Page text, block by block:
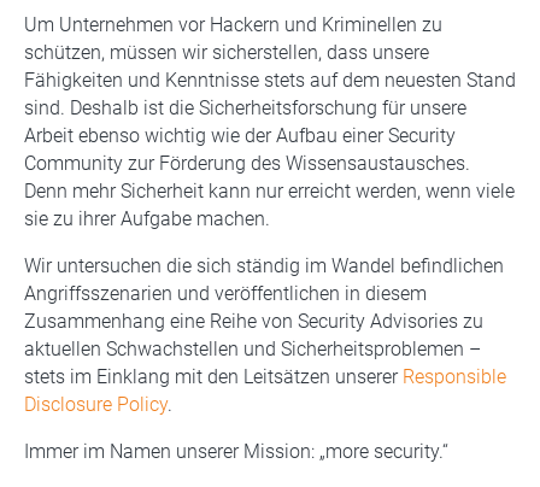
Um Unternehmen vor Hackern und Kriminellen zu
schützen, müssen wir sicherstellen, dass unsere
Fähigkeiten und Kenntnisse stets auf dem neuesten Stand
sind. Deshalb ist die Sicherheitsforschung für unsere
Arbeit ebenso wichtig wie der Aufbau einer Security
Community zur Förderung des Wissensaustausches.
Denn mehr Sicherheit kann nur erreicht werden, wenn viele
sie zu ihrer Aufgabe machen.
Wir untersuchen die sich ständig im Wandel befindlichen
Angriffsszenarien und veröffentlichen in diesem
Zusammenhang eine Reihe von Security Advisories zu
aktuellen Schwachstellen und Sicherheitsproblemen –
stets im Einklang mit den Leitsätzen unserer Responsible
Disclosure Policy.
Immer im Namen unserer Mission: „more security.“